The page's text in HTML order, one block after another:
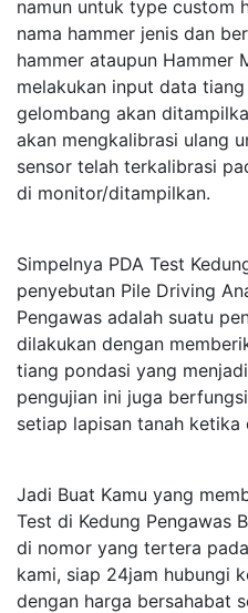
namun untuk type custom
nama hammer jenis dan
hammer ataupun Hammer
melakukan input data
gelombang akan
akan mengkalibrasi ulang
sensor telah terkalibrasi
di monitor/ditampilkan.
Simpelnya PDA Test
penyebutan Pile Driving
Pengawas adalah suatu
dilakukan dengan
tiang pondasi yang
pengujian ini juga
setiap lapisan tanah ketika
Jadi Buat Kamu yang
Test di Kedung Pengawas
di nomor yang tertera
kami, siap 24jam hubungi
dengan harga bersahabat